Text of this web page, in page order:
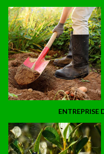
ENTREPRISE